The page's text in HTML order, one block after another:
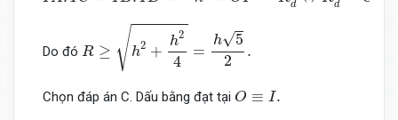
d d
Do đó R ≥ √h2 +
h2
4
=
h√5
2
.
h24=h52.
Chọn đáp án C. Dấu bằng đạt tại O ≡ I.
O≡